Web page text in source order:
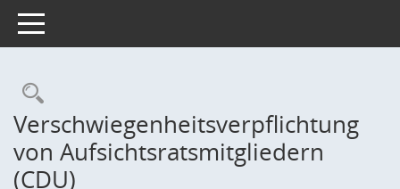
Toggle navigation
Rechercheauswahl
Verschwiegenheitsverpflichtung
von Aufsichtsratsmitgliedern
(CDU)